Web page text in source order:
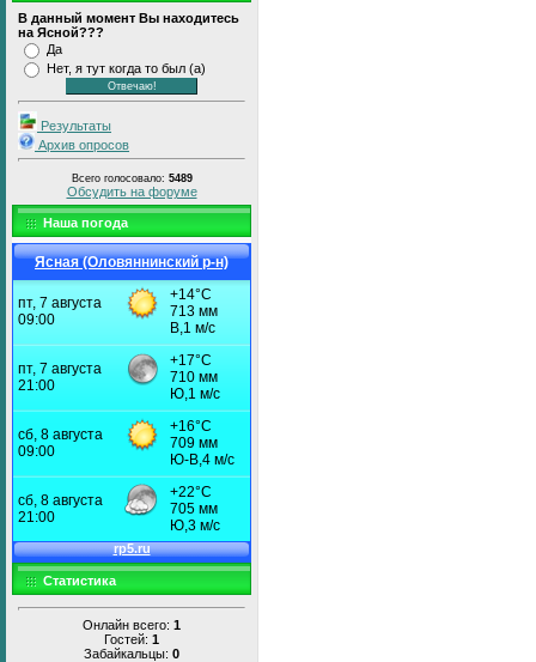
В данный момент Вы находитесь
на Ясной???
Да
Нет, я тут когда то был (а)
Результаты
Архив опросов
Всего голосовало: 5489
Обсудить на форуме
Наша погода
Ясная (Оловяннинский р-н)
Статистика
Онлайн всего: 1
Гостей: 1
Забайкальцы: 0